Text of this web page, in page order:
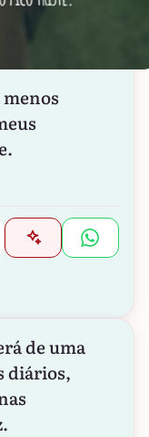
de uma
diários,